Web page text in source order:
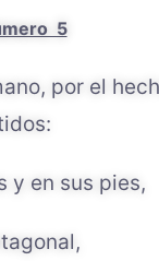
5
por el
y en sus pies,